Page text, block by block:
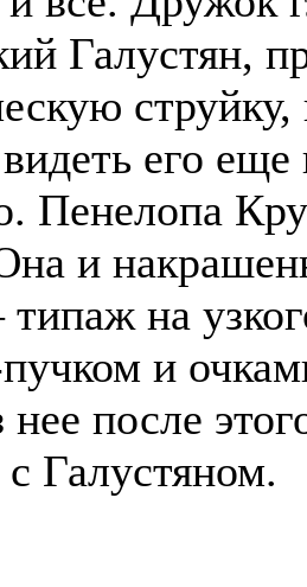
Галустян,
его
Пенелопа
и
типаж на
и
нее после
Галустяном.